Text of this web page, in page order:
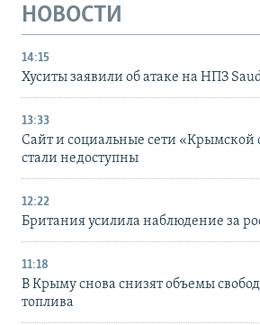
НОВОСТИ
14:15
Хуситы заявили об атаке на НПЗ
13:33
Сайт и социальные сети «Крымской
стали недоступны
12:22
Британия усилила наблюдение за
11:18
В Крыму снова снизят объемы
топлива